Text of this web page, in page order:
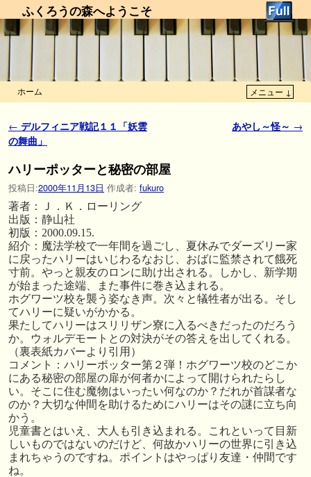
ふくろうの森へようこそ
ホーム メニュー ↓
投稿ナビゲーション
← デルフィニア戦記１１「妖雲
の舞曲」
あやし～怪～ →
ハリーポッターと秘密の部屋
投稿日:2000年11月13日 作成者: fukuro
著者：Ｊ．Ｋ．ローリング
出版：静山社
初版：2000.09.15.
紹介：魔法学校で一年間を過ごし、夏休みでダーズリー家
に戻ったハリーはいじわるなおじ、おばに監禁されて餓死
寸前。やっと親友のロンに助け出される。しかし、新学期
が始まった途端、また事件に巻き込まれる。
ホグワーツ校を襲う姿なき声。次々と犠牲者が出る。そし
てハリーに疑いがかかる。
果たしてハリーはスリリザン寮に入るべきだったのだろう
か。ウォルデモートとの対決がその答えを出してくれる。
（裏表紙カバーより引用）
コメント：ハリーポッター第２弾！ホグワーツ校のどこか
にある秘密の部屋の扉が何者かによって開けられたらし
い。そこに住む魔物はいったい何なのか？だれが首謀者な
のか？大切な仲間を助けるためにハリーはその謎に立ち向
かう。
児童書とはいえ、大人も引き込まれる。これといって目新
しいものではないのだけど、何故かハリーの世界に引き込
まれちゃうのですね。ポイントはやっぱり友達・仲間です
ね。